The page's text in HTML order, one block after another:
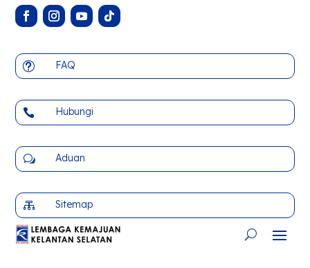
t FAQ
 Hubungi
w Aduan
 Sitemap